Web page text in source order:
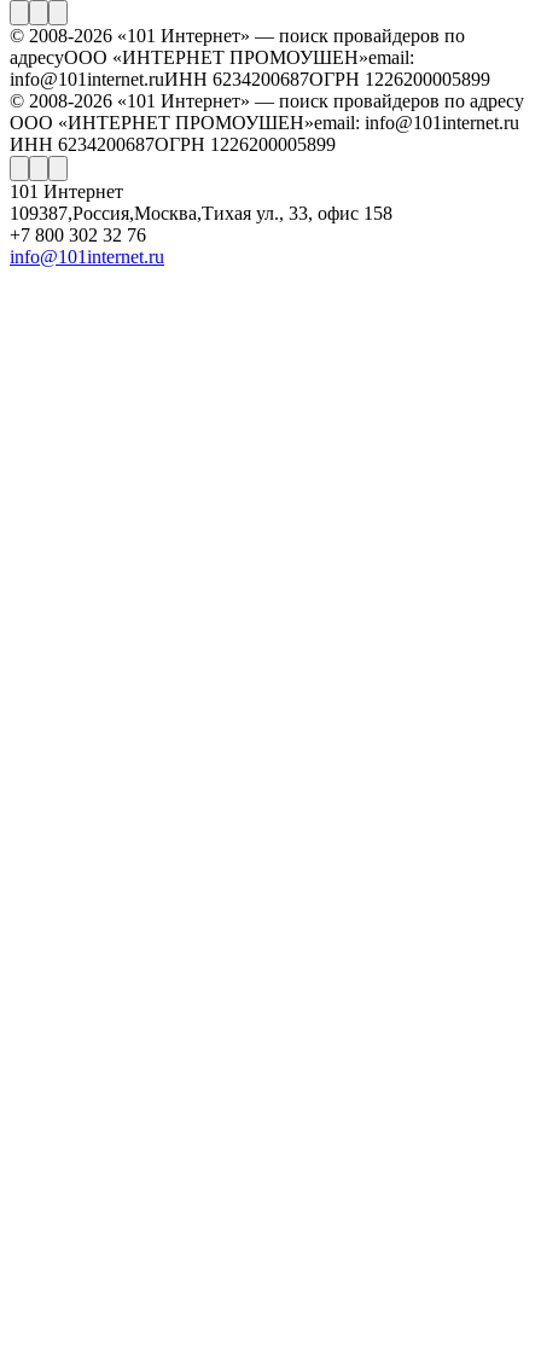
© 2008-2026 «101 Интернет» — поиск провайдеров по
адресуООО «ИНТЕРНЕТ ПРОМОУШЕН»email:
info@101internet.ruИНН 6234200687ОГРН 1226200005899
© 2008-2026 «101 Интернет» — поиск провайдеров по адресу
ООО «ИНТЕРНЕТ ПРОМОУШЕН»email: info@101internet.ru
ИНН 6234200687ОГРН 1226200005899
101 Интернет
109387,Россия,Москва,Тихая ул., 33, офис 158
+7 800 302 32 76
info@101internet.ru